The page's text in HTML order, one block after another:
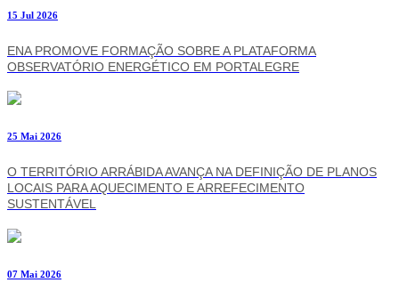
15 Jul 2026
ENA PROMOVE FORMAÇÃO SOBRE A PLATAFORMA
OBSERVATÓRIO ENERGÉTICO EM PORTALEGRE
25 Mai 2026
O TERRITÓRIO ARRÁBIDA AVANÇA NA DEFINIÇÃO DE PLANOS
LOCAIS PARA AQUECIMENTO E ARREFECIMENTO
SUSTENTÁVEL
07 Mai 2026